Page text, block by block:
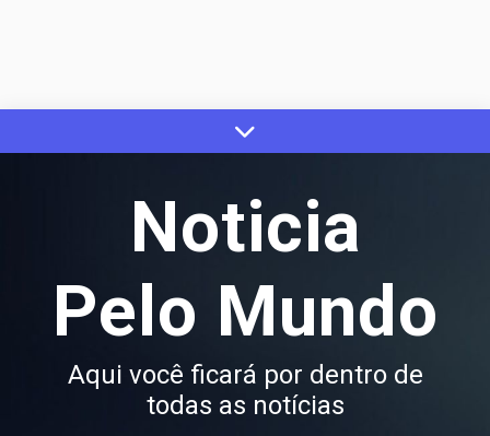
to
Noticia
Pelo Mundo
Aqui você ficará por dentro de
todas as notícias